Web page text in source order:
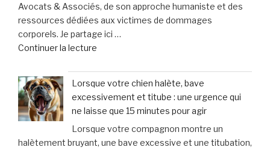
pour
augmenter
la
inquiétudes
médicales »
Avocats & Associés, de son approche humaniste et des
ressources dédiées aux victimes de dommages
corporels. Je partage ici …
Continuer la lecture
Avocats
&
Associés
:
un
soutien
Lorsque votre chien halète, bave
excessivement et titube : une urgence qui
ne laisse que 15 minutes pour agir
Lorsque votre compagnon montre un
halètement bruyant, une bave excessive et une titubation,